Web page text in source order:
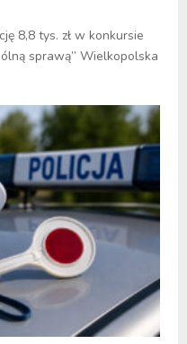
8,8 tys. zł w konkursie
sprawą” Wielkopolska